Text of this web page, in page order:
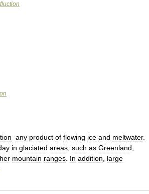
any product of flowing ice and meltwater.
in glaciated areas such as Greenland
mountain ranges In addition
large